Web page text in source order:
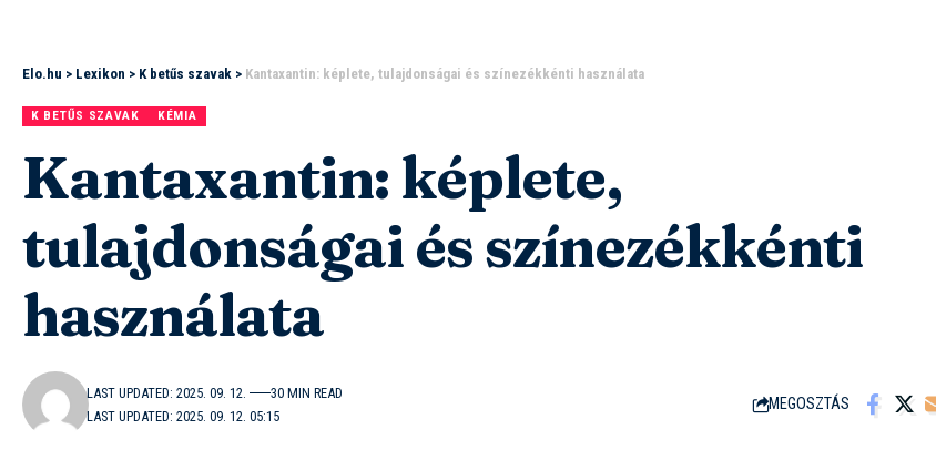
Elo.hu > Lexikon > K betűs szavak > Kantaxantin: képlete, tulajdonságai és színezékkénti használata
K BETŰS SZAVAK KÉMIA
Kantaxantin: képlete,
tulajdonságai és színezékkénti
használata
LAST UPDATED: 2025. 09. 12. 05:15
LAST UPDATED: 2025. 09. 12. 30 MIN READ
MEGOSZTÁS